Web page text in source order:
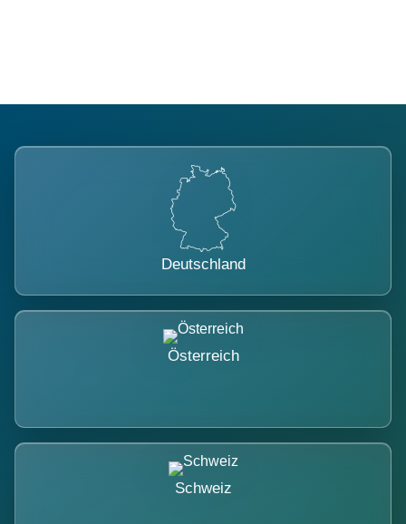
Deutschland
Österreich
Schweiz